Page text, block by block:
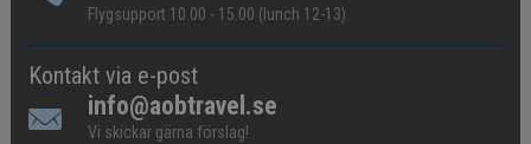
Flygsupport 10.00 - 15.00 (lunch 12-13)
Kontakt via e-post
info@aobtravel.se
Vi skickar gärna förslag!